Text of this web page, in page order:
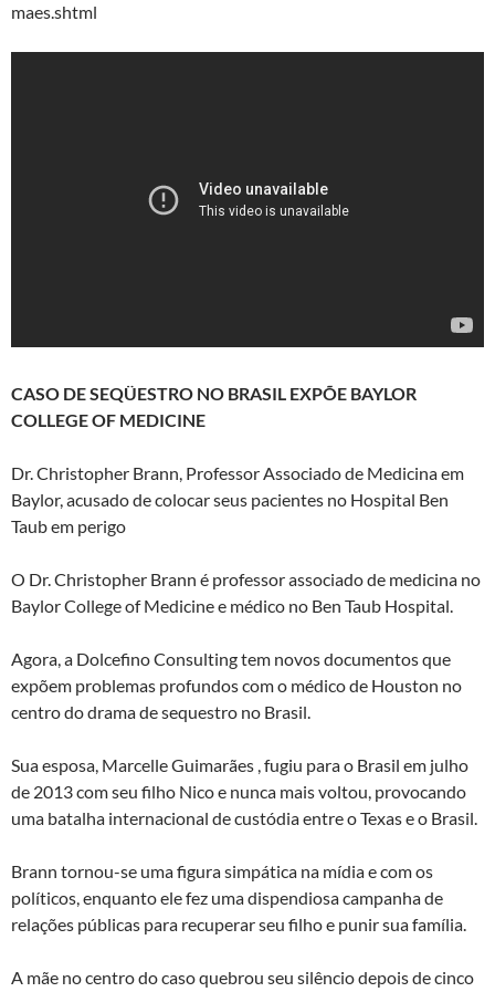
maes.shtml
CASO DE SEQÜESTRO NO BRASIL EXPÕE BAYLOR
COLLEGE OF MEDICINE
Dr. Christopher Brann, Professor Associado de Medicina em
Baylor, acusado de colocar seus pacientes no Hospital Ben
Taub em perigo
O Dr. Christopher Brann é professor associado de medicina no
Baylor College of Medicine e médico no Ben Taub Hospital.
Agora, a Dolcefino Consulting tem novos documentos que
expõem problemas profundos com o médico de Houston no
centro do drama de sequestro no Brasil.
Sua esposa, Marcelle Guimarães , fugiu para o Brasil em julho
de 2013 com seu filho Nico e nunca mais voltou, provocando
uma batalha internacional de custódia entre o Texas e o Brasil.
Brann tornou-se uma figura simpática na mídia e com os
políticos, enquanto ele fez uma dispendiosa campanha de
relações públicas para recuperar seu filho e punir sua família.
A mãe no centro do caso quebrou seu silêncio depois de cinco